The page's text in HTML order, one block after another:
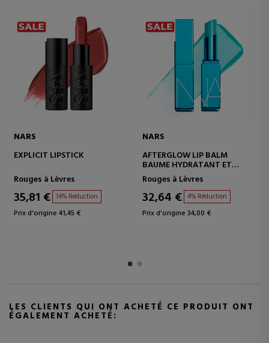
14% Réduction
€
AFTERGLOW LIP BALM
BAUME HYDRATANT ET
Rouges à Lèvres
32,64 € 4% Réduction
Prix d'origine 34,00 €
AFTERGLOW
BAUME À
27,00 €
LES CLIENTS QUI ONT ACHETÉ CE PRODUIT ONT
ÉGALEMENT ACHETÉ: